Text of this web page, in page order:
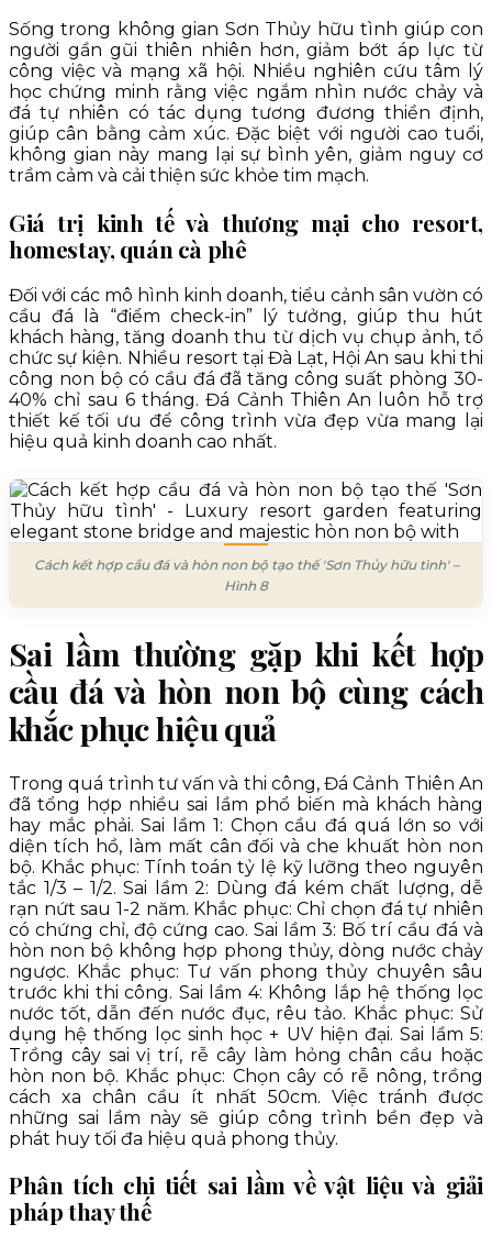
Sống trong không gian Sơn Thủy hữu tình giúp con
người gần gũi thiên nhiên hơn, giảm bớt áp lực từ
công việc và mạng xã hội. Nhiều nghiên cứu tâm lý
học chứng minh rằng việc ngắm nhìn nước chảy và
đá tự nhiên có tác dụng tương đương thiền định,
giúp cân bằng cảm xúc. Đặc biệt với người cao tuổi,
không gian này mang lại sự bình yên, giảm nguy cơ
trầm cảm và cải thiện sức khỏe tim mạch.
Giá trị kinh tế và thương mại cho resort,
homestay, quán cà phê
Đối với các mô hình kinh doanh, tiểu cảnh sân vườn có
cầu đá là “điểm check-in” lý tưởng, giúp thu hút
khách hàng, tăng doanh thu từ dịch vụ chụp ảnh, tổ
chức sự kiện. Nhiều resort tại Đà Lạt, Hội An sau khi thi
công non bộ có cầu đá đã tăng công suất phòng 30-
40% chỉ sau 6 tháng. Đá Cảnh Thiên An luôn hỗ trợ
thiết kế tối ưu để công trình vừa đẹp vừa mang lại
hiệu quả kinh doanh cao nhất.
Cách kết hợp cầu đá và hòn non bộ tạo thế 'Sơn Thủy hữu tình' –
Hình 8
Sai lầm thường gặp khi kết hợp
cầu đá và hòn non bộ cùng cách
khắc phục hiệu quả
Trong quá trình tư vấn và thi công, Đá Cảnh Thiên An
đã tổng hợp nhiều sai lầm phổ biến mà khách hàng
hay mắc phải. Sai lầm 1: Chọn cầu đá quá lớn so với
diện tích hồ, làm mất cân đối và che khuất hòn non
bộ. Khắc phục: Tính toán tỷ lệ kỹ lưỡng theo nguyên
tắc 1/3 – 1/2. Sai lầm 2: Dùng đá kém chất lượng, dễ
rạn nứt sau 1-2 năm. Khắc phục: Chỉ chọn đá tự nhiên
có chứng chỉ, độ cứng cao. Sai lầm 3: Bố trí cầu đá và
hòn non bộ không hợp phong thủy, dòng nước chảy
ngược. Khắc phục: Tư vấn phong thủy chuyên sâu
trước khi thi công. Sai lầm 4: Không lắp hệ thống lọc
nước tốt, dẫn đến nước đục, rêu tảo. Khắc phục: Sử
dụng hệ thống lọc sinh học + UV hiện đại. Sai lầm 5:
Trồng cây sai vị trí, rễ cây làm hỏng chân cầu hoặc
hòn non bộ. Khắc phục: Chọn cây có rễ nông, trồng
cách xa chân cầu ít nhất 50cm. Việc tránh được
những sai lầm này sẽ giúp công trình bền đẹp và
phát huy tối đa hiệu quả phong thủy.
Phân tích chi tiết sai lầm về vật liệu và giải
pháp thay thế